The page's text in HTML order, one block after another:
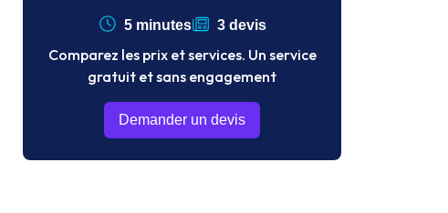
5 minutes 3 devis
Comparez les prix et services. Un service
gratuit et sans engagement
Demander un devis